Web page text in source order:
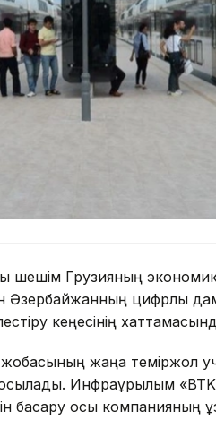
шешім Грузияның
цифрлық
кеңесінің
жаңа теміржол
Инфрақұрылым
басқару осы компанияның